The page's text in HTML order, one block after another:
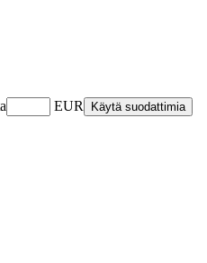
EUR
Käytä suodattimia